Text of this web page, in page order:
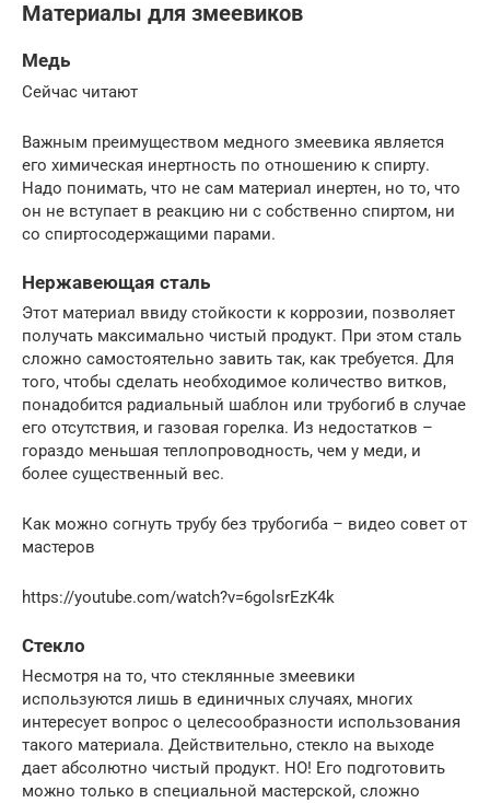
Материалы для змеевиков
Медь
Сейчас читают
Важным преимуществом медного змеевика является
его химическая инертность по отношению к спирту.
Надо понимать, что не сам материал инертен, но то, что
он не вступает в реакцию ни с собственно спиртом, ни
со спиртосодержащими парами.
Нержавеющая сталь
Этот материал ввиду стойкости к коррозии, позволяет
получать максимально чистый продукт. При этом сталь
сложно самостоятельно завить так, как требуется. Для
того, чтобы сделать необходимое количество витков,
понадобится радиальный шаблон или трубогиб в случае
его отсутствия, и газовая горелка. Из недостатков –
гораздо меньшая теплопроводность, чем у меди, и
более существенный вес.
Как можно согнуть трубу без трубогиба – видео совет от
мастеров
https://youtube.com/watch?v=6golsrEzK4k
Стекло
Несмотря на то, что стеклянные змеевики
используются лишь в единичных случаях, многих
интересует вопрос о целесообразности использования
такого материала. Действительно, стекло на выходе
дает абсолютно чистый продукт. НО! Его подготовить
можно только в специальной мастерской, сложно